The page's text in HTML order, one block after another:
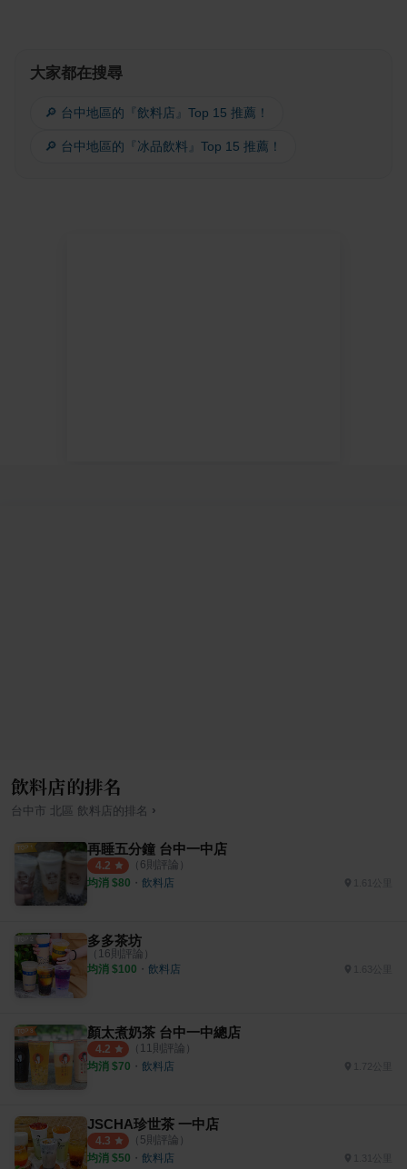
大家都在搜尋
🔎 台中地區的『飲料店』Top 15 推薦！
🔎 台中地區的『冰品飲料』Top 15 推薦！
飲料店的排名
台中市 北區 飲料店的排名 ›
再睡五分鐘 台中一中店
4.2 （ 6則評論）
均消 $80 ・ 飲料店
多多茶坊
（ 16則評論）
均消 $100 ・ 飲料店
顏太煮奶茶 台中一中總店
4.2 （ 11 則評論）
均消 $70 ・ 飲料店
JSCHA珍世茶 一中店
4.3 （ 5則評論）
均消 $50 ・ 飲料店